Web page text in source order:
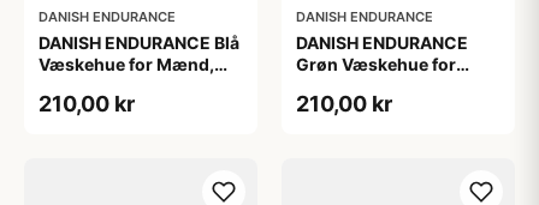
DANISH ENDURANCE
DANISH ENDURANCE Blå
Væskehue for Mænd,
Polyester
210,00 kr
DANISH ENDURANCE
DANISH ENDURANCE
Grøn Væskehue for
Genanvendt Polyester
210,00 kr